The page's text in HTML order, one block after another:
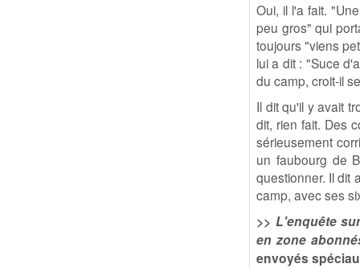
Oui, il l'a fait.
peu gros" qui
toujours "viens
lui a dit : "Suce
du camp, croit-il
Il dit qu'il y avait
dit, rien fait. Des
sérieusement
un faubourg de
questionner. Il dit
camp, avec ses
>> L'enquête
en zone
envoyés